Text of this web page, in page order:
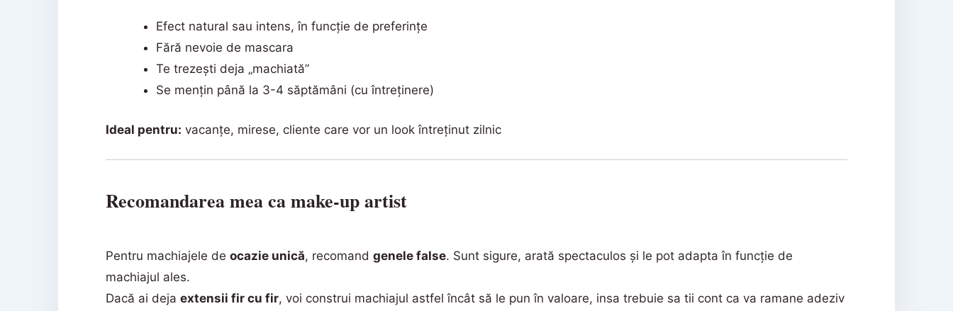
Efect natural sau intens, în funcție de preferințe
Fără nevoie de mascara
Te trezești deja „machiată”
Se mențin până la 3-4 săptămâni (cu întreținere)
Ideal pentru: vacanțe, mirese, cliente care vor un look întreținut zilnic
Recomandarea mea ca make-up artist
Pentru machiajele deocazie unică, recomandgenele false. Sunt sigure, arată spectaculos și le pot adapta în funcție de
machiajul ales.
Dacă ai dejaextensii fir cu fir, voi construi machiajul astfel încât să le pun în valoare, insa trebuie sa tii cont ca va ramane adeziv